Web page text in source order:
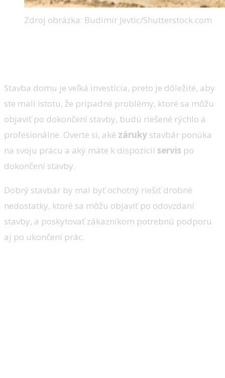
Zdroj obrázka: Budimir Jevtic/Shutterstock.com
Stavba domu je veľká investícia, preto je dôležité, aby
ste mali istotu, že prípadné problémy, ktoré sa môžu
objaviť po dokončení stavby, budú riešené rýchlo a
profesionálne. Overte si, aké záruky stavbár ponúka
na svoju prácu a aký máte k dispozícii servis po
dokončení stavby.
Dobrý stavbár by mal byť ochotný riešiť drobné
nedostatky, ktoré sa môžu objaviť po odovzdaní
stavby, a poskytovať zákazníkom potrebnú podporu
aj po ukončení prác.